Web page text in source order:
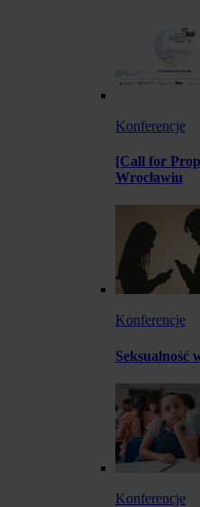
Konferencje
[Call for
Wrocławiu
Konferencje
Seksualność
Konferencje